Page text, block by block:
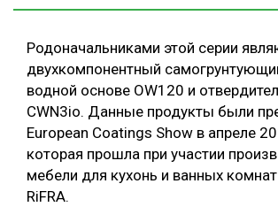
Родоначальниками этой серии
двухкомпонентный
водной основе OW120 и
CWN3io. Данные продукты были
European Coatings Show в апреле
которая прошла при участии
мебели для кухонь и ванных
RiFRA.